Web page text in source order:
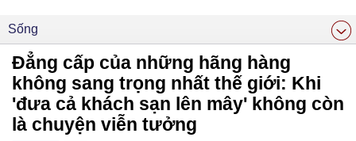
Sống
Đẳng cấp của những hãng hàng
không sang trọng nhất thế giới: Khi
'đưa cả khách sạn lên mây' không còn
là chuyện viễn tưởng